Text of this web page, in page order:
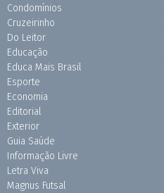
Condomínios
Cruzeirinho
Do Leitor
Educação
Educa Mais Brasil
Esporte
Economia
Editorial
Exterior
Guia Saúde
Informação Livre
Letra Viva
Magnus Futsal